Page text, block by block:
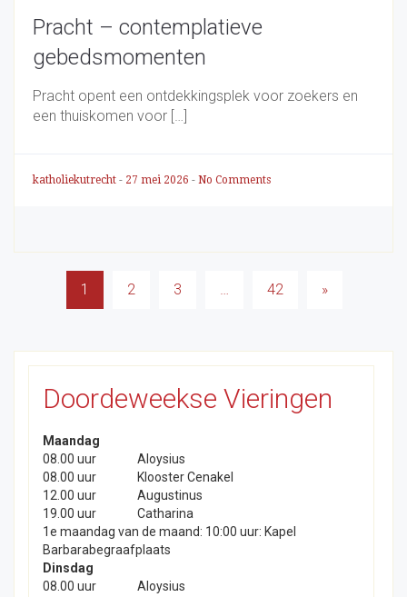
Pracht – contemplatieve
gebedsmomenten
Pracht opent een ontdekkingsplek voor zoekers en
een thuiskomen voor […]
katholiekutrecht - 27 mei 2026 - No Comments
Berichten
1 2 3 42 »
Doordeweekse Vieringen
Maandag
08.00 uur
Aloysius
08.00 uur
Klooster Cenakel
12.00 uur
Augustinus
19.00 uur
Catharina
1e maandag van de maand: 10:00 uur: Kapel
Barbarabegraafplaats
Dinsdag
08.00 uur
Aloysius